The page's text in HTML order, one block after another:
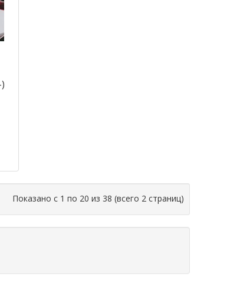
Показано с 1 по 20 из 38 (всего 2 страниц)